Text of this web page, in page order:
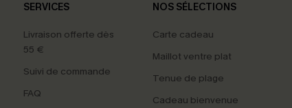
SERVICES
Livraison offerte dès
55 €
Suivi de commande
FAQ
NOS SÉLECTIONS
Carte cadeau
Maillot ventre plat
Tenue de plage
Cadeau bienvenue